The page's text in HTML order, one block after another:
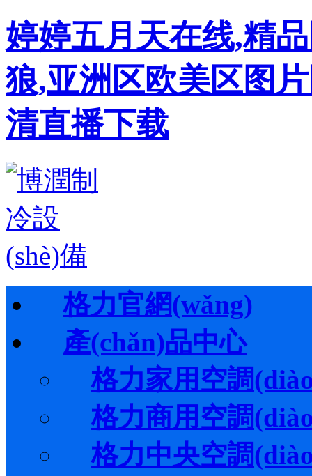
婷婷五月天在线,精
狼,亚洲区欧美区图
清直播下载
格力官網(wǎng)
產(chǎn)品中心
格力家用空調
格力商用空調
格力中央空調